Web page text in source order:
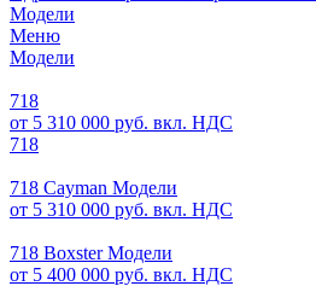
Модели
Меню
Модели
718
от 5 310 000 руб. вкл. НДС
718
718 Cayman Модели
от 5 310 000 руб. вкл. НДС
718 Boxster Модели
от 5 400 000 руб. вкл. НДС